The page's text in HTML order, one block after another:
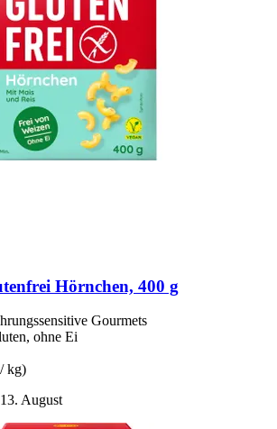
Hörnchen, 400 g
Gourmets
ohne Ei
kg)
August